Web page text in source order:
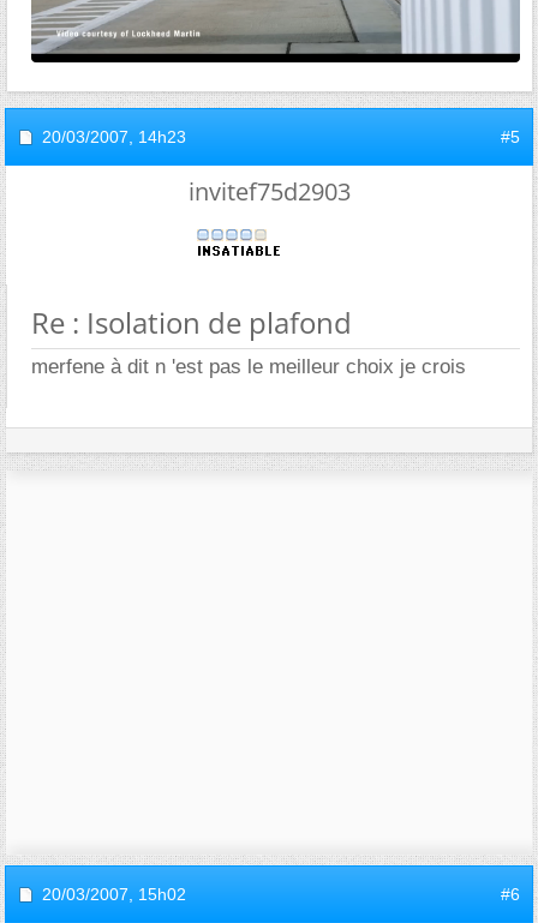
20/03/2007, 14h23 #5
invitef75d2903
Re : Isolation de plafond
merfene à dit n 'est pas le meilleur choix je crois
20/03/2007, 15h02 #6